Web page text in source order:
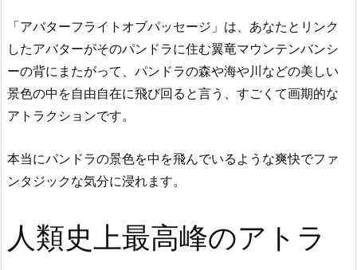
「アバターフライトオブパッセージ」は、あなたとリンク
したアバターがそのパンドラに住む翼竜マウンテンバンシ
ーの背にまたがって、パンドラの森や海や川などの美しい
景色の中を自由自在に飛び回ると言う、すごくて画期的な
アトラクションです。
本当にパンドラの景色を中を飛んでいるような爽快でファ
ンタジックな気分に浸れます。
人類史上最高峰のアトラ